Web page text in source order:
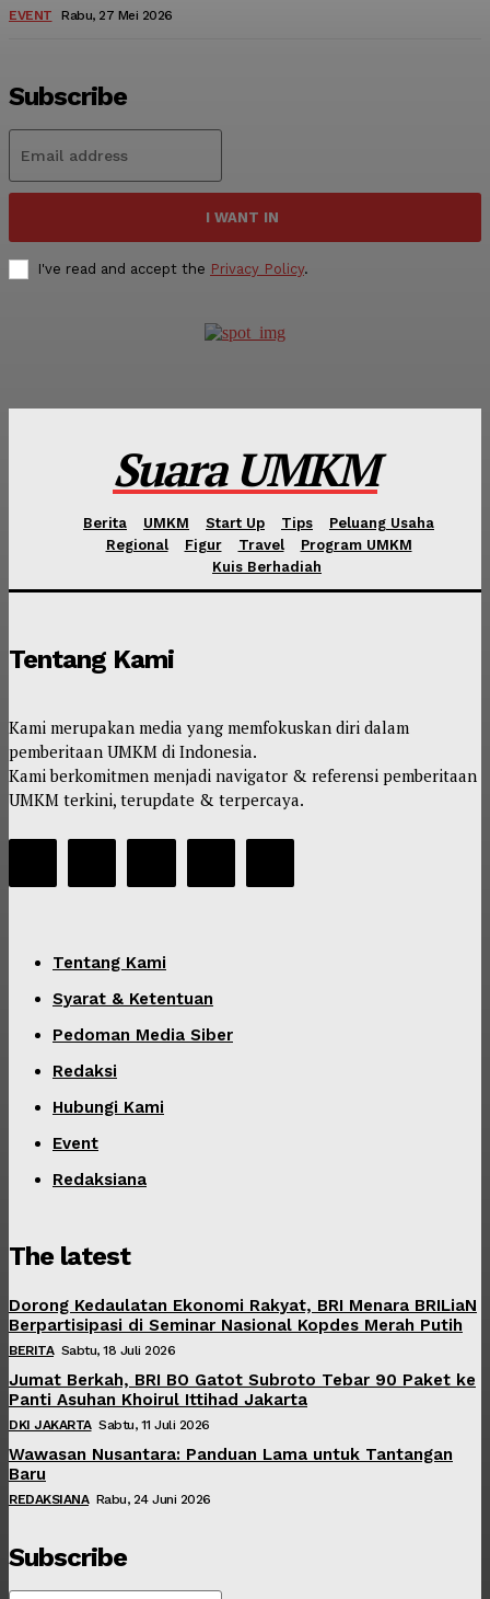
EVENT Rabu, 27 Mei 2026
Subscribe
I WANT IN
I've read and accept the Privacy Policy.
Suara UMKM
Berita UMKM Start Up Tips
Peluang Usaha
Regional
Figur Travel
Program UMKM
Kuis Berhadiah
Tentang Kami
Kami merupakan media yang memfokuskan diri dalam
pemberitaan UMKM di Indonesia.
Kami berkomitmen menjadi navigator & referensi pemberitaan
UMKM terkini, terupdate & terpercaya.
Tentang Kami
Syarat & Ketentuan
Pedoman Media Siber
Redaksi
Hubungi Kami
Event
Redaksiana
The latest
Dorong Kedaulatan Ekonomi Rakyat, BRI Menara BRILiaN
Berpartisipasi di Seminar Nasional Kopdes Merah Putih
BERITA Sabtu, 18 Juli 2026
Jumat Berkah, BRI BO Gatot Subroto Tebar 90 Paket ke
Panti Asuhan Khoirul Ittihad Jakarta
DKI JAKARTA Sabtu, 11 Juli 2026
Wawasan Nusantara: Panduan Lama untuk Tantangan
Baru
REDAKSIANA Rabu, 24 Juni 2026
Subscribe